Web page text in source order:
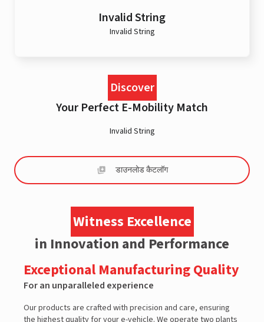
Invalid String
Invalid String
Discover
Your Perfect E-Mobility Match
Invalid String
डाउनलोड कैटलॉग
Witness Excellence
in Innovation and Performance
Exceptional Manufacturing Quality
For an unparalleled experience
Our products are crafted with precision and care, ensuring
the highest quality for your e-vehicle. We operate two plants